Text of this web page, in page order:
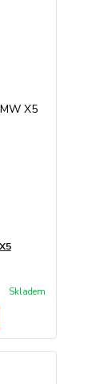
Skladem